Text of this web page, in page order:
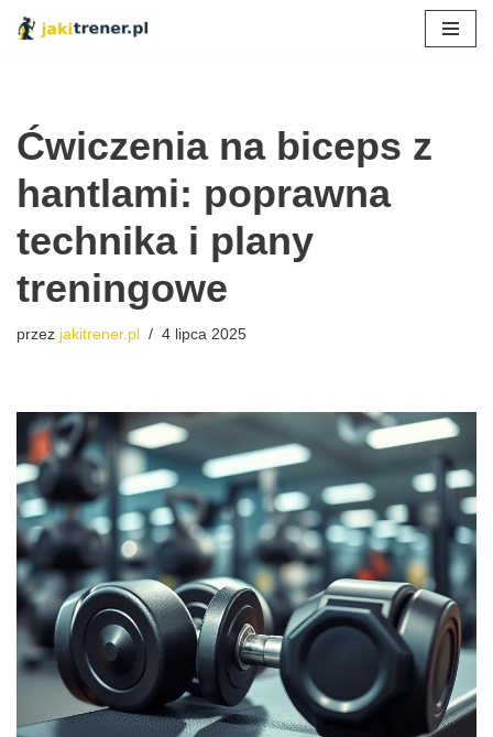
Ćwiczenia na biceps z
hantlami: poprawna
technika i plany
treningowe
przez jakitrener.pl 4 lipca 2025